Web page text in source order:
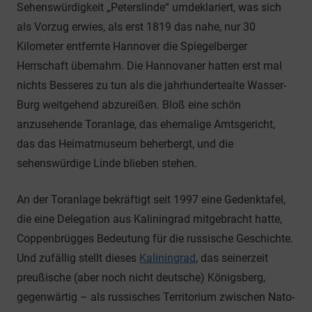
Sehenswürdigkeit „Peterslinde“ umdeklariert, was sich
als Vorzug erwies, als erst 1819 das nahe, nur 30
Kilometer entfernte Hannover die Spiegelberger
Herrschaft übernahm. Die Hannovaner hatten erst mal
nichts Besseres zu tun als die jahrhundertealte Wasser-
Burg weitgehend abzureißen. Bloß eine schön
anzusehende Toranlage, das ehemalige Amtsgericht,
das das Heimatmuseum beherbergt, und die
sehenswürdige Linde blieben stehen.
An der Toranlage bekräftigt seit 1997 eine Gedenktafel,
die eine Delegation aus Kaliningrad mitgebracht hatte,
Coppenbrügges Bedeutung für die russische Geschichte.
Und zufällig stellt dieses Kaliningrad, das seinerzeit
preußische (aber noch nicht deutsche) Königsberg,
gegenwärtig – als russisches Territorium zwischen Nato-